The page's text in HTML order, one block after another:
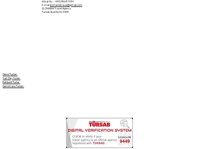
Gemi Turları
Yurt Dışı Turlar
Rehberli Turlar
Gemi Kara Turları
İrtibat No - +905386873191
E-mailslomaniatravel@gmail.com
SLOMANIA Travel Agency
Tursab Acente No 9449